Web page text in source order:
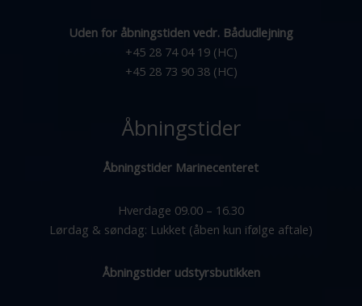
Uden for åbningstiden vedr. Bådudlejning
+45 28 74 04 19 (HC)
+45 28 73 90 38 (HC)
Åbningstider
Åbningstider Marinecenteret
Hverdage 09.00 – 16.30
Lørdag & søndag: Lukket (åben kun ifølge aftale)
Åbningstider udstyrsbutikken